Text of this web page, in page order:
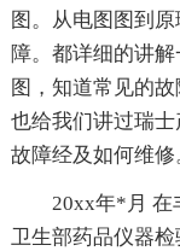
图。从电图图到
障。都详细的讲
图，知道常见的
也给我们讲过瑞
故障经及如何维修
20xx年*月 在
卫生部药品仪器